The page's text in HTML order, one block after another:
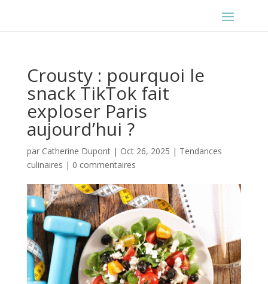
Crousty : pourquoi le
snack TikTok fait
exploser Paris
aujourd’hui ?
par Catherine Dupont| Oct 26, 2025 | Tendances
culinaires | 0 commentaires